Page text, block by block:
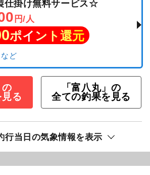
仕掛け無料サービス☆
円/人
ポイント還元
の
る
「富八丸」の
全ての釣果を見る
行当日の気象情報を表示